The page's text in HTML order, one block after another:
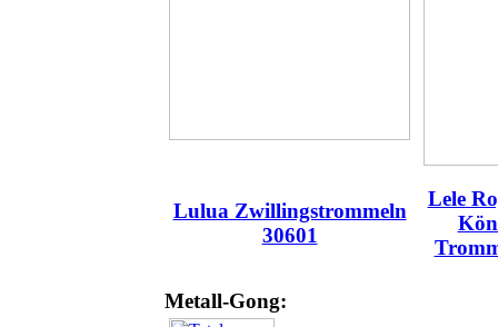
Lulua Zwillingstrommeln
30601
Lele
Metall-Gong: